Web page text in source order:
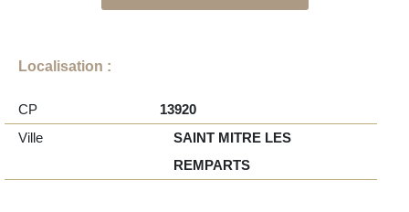
Localisation :
CP
13920
Ville
SAINT MITRE LES
REMPARTS